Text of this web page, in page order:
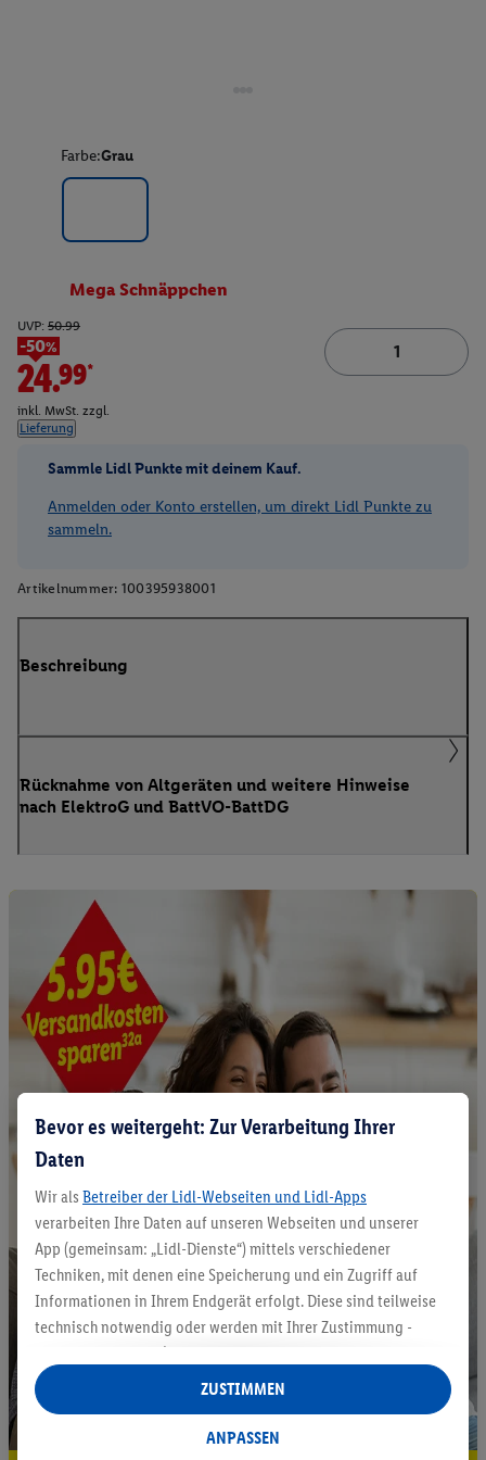
Farbe:Grau
Mega Schnäppchen
UVP: 50.99
-50%
24.99*
inkl. MwSt. zzgl.
Lieferung
Sammle Lidl Punkte mit deinem Kauf.
Anmelden oder Konto erstellen, um direkt Lidl Punkte zu
sammeln.
Artikelnummer: 100395938001
Beschreibung
Rücknahme von Altgeräten und weitere Hinweise
nach ElektroG und BattVO-BattDG
Bevor es weitergeht: Zur Verarbeitung Ihrer
Daten
Wir als Betreiber der Lidl-Webseiten und Lidl-Apps
verarbeiten Ihre Daten auf unseren Webseiten und unserer
App (gemeinsam: „Lidl-Dienste“) mittels verschiedener
Techniken, mit denen eine Speicherung und ein Zugriff auf
Informationen in Ihrem Endgerät erfolgt. Diese sind teilweise
technisch notwendig oder werden mit Ihrer Zustimmung -
auch durch Partner (u.a.
Verantwortliche; im Zusammenhang mit dem IAB TCF
insgesamt
Statistik-Erstellung oder für personalisierte Werbung
ANPASSEN
ZUSTIMMEN